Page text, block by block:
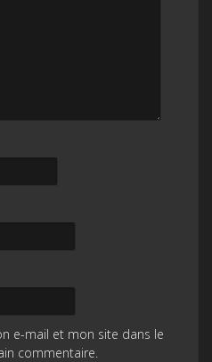
e-mail et mon site dans le
commentaire.